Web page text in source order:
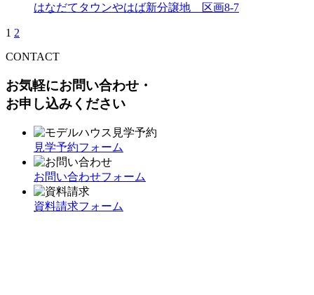
はなだてタウンやはば新分譲地 区画8-7
1 2
CONTACT
お気軽にお問い合わせ・
お申し込みください
見学予約フォーム
お問い合わせフォーム
資料請求フォーム